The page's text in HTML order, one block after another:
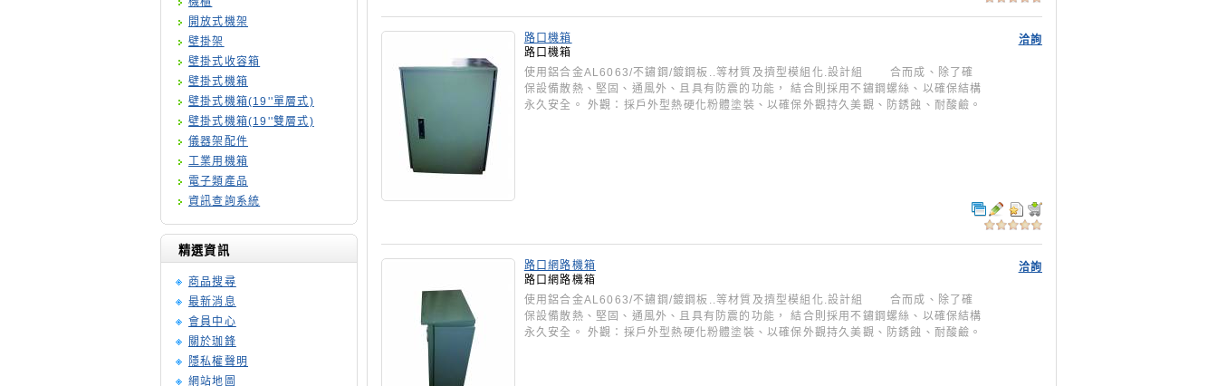
開放式機架
壁掛架
壁掛式收容箱
壁掛式機箱
壁掛式機箱(19''單層式)
壁掛式機箱(19''雙層式)
儀器架配件
工業用機箱
電子類產品
資訊查詢系統
精選資訊
商品搜尋
最新消息
會員中心
關於珈鋒
隱私權聲明
網站地圖
洽詢
路口機箱
路口機箱
使用鋁合金AL6063/不鏽鋼/鍍鋼板..等材質及擠型模組化.設計組 合而成、除了確
保設備散熱、堅固、通風外、且具有防震的功能， 結合則採用不鏽鋼螺絲、以確保結構
永久安全。 外觀：採戶外型熱硬化粉體塗裝、以確保外觀持久美觀、防銹蝕、耐酸鹼。
洽詢
路口網路機箱
路口網路機箱
使用鋁合金AL6063/不鏽鋼/鍍鋼板..等材質及擠型模組化.設計組 合而成、除了確
保設備散熱、堅固、通風外、且具有防震的功能， 結合則採用不鏽鋼螺絲、以確保結構
永久安全。 外觀：採戶外型熱硬化粉體塗裝、以確保外觀持久美觀、防銹蝕、耐酸鹼。